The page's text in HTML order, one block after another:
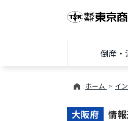
倒産・
ホーム イ
大阪府 情